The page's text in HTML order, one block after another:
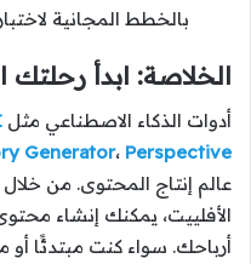
بالخطط المجانية
الخلاصة: ابدأ رحلتك
أدوات الذكاء الاصطناعي مثل
Generator، Perspective
عالم إنتاج المحتوى. من
الأفلييت، يمكنك إنشاء
أرباحك. سواء كنت مبتدئًا